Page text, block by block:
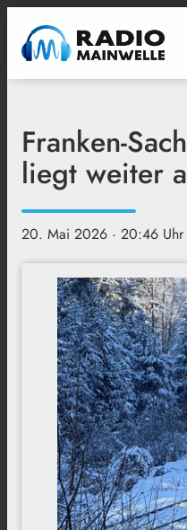
Franken-
liegt weiter
20. Mai 2026 · 20:46 Uhr